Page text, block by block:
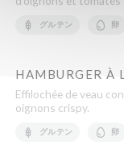
グルテン 卵
HAMBURGER À
Effilochée de veau
oignons crispy.
グルテン 卵